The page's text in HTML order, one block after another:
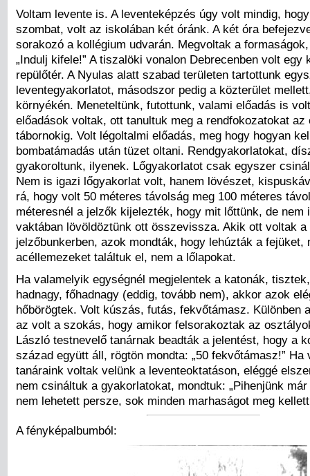
Voltam levente is. A leventeképzés úgy volt mindig,
szombat, volt az iskolában két óránk. A két óra
sorakozó a kollégium udvarán. Megvoltak a
„Indulj kifele!” A tiszalöki vonalon Debrecenben volt egy
repülőtér. A Nyulas alatt szabad területen tartottunk
leventegyakorlatot, másodszor pedig a közterület
környékén. Meneteltünk, futottunk, valami előadás is
előadások voltak, ott tanultuk meg a rendfokozatokat az
tábornokig. Volt légoltalmi előadás, meg hogy hogyan
bombatámadás után tüzet oltani. Rendgyakorlatokat,
gyakoroltunk, ilyenek. Lőgyakorlatot csak egyszer
Nem is igazi lőgyakorlat volt, hanem lövészet,
rá, hogy volt 50 méteres távolság meg 100 méteres
méteresnél a jelzők kijelezték, hogy mit lőttünk, de nem
vaktában lövöldöztünk ott összevissza. Akik ott voltak a
jelzőbunkerben, azok mondták, hogy lehúzták a fejüket,
acéllemezeket találtuk el, nem a lőlapokat.
Ha valamelyik egységnél megjelentek a katonák,
hadnagy, főhadnagy (eddig, tovább nem), akkor azok
hőbörögtek. Volt kúszás, futás, fekvőtámasz. Különben
az volt a szokás, hogy amikor felsorakoztak az
László testnevelő tanárnak beadták a jelentést, hogy a
század együtt áll, rögtön mondta: „50 fekvőtámasz!” Ha
tanáraink voltak velünk a leventeoktatáson, eléggé
nem csináltuk a gyakorlatokat, mondtuk: „Pihenjünk
nem lehetett persze, sok minden marhaságot meg
A fényképalbumból: